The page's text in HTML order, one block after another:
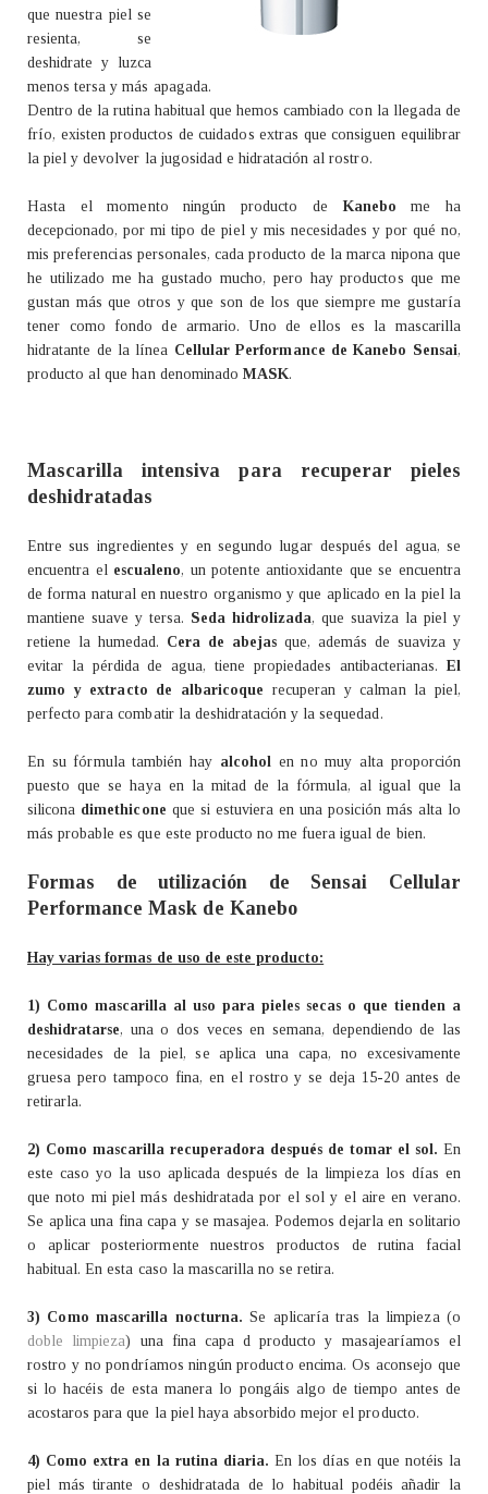
que nuestra piel se
resienta, se
deshidrate y luzca
menos tersa y más apagada.
Dentro de la rutina habitual que hemos cambiado con la llegada de
frío, existen productos de cuidados extras que consiguen equilibrar
la piel y devolver la jugosidad e hidratación al rostro.
Hasta el momento ningún producto de Kanebo me ha
decepcionado, por mi tipo de piel y mis necesidades y por qué no,
mis preferencias personales, cada producto de la marca nipona que
he utilizado me ha gustado mucho, pero hay productos que me
gustan más que otros y que son de los que siempre me gustaría
tener como fondo de armario. Uno de ellos es la mascarilla
hidratante de la línea Cellular Performance de Kanebo Sensai,
producto al que han denominado MASK.
Mascarilla intensiva para recuperar pieles
deshidratadas
Entre sus ingredientes y en segundo lugar después del agua, se
encuentra el escualeno, un potente antioxidante que se encuentra
de forma natural en nuestro organismo y que aplicado en la piel la
mantiene suave y tersa. Seda hidrolizada, que suaviza la piel y
retiene la humedad. Cera de abejas que, además de suaviza y
evitar la pérdida de agua, tiene propiedades antibacterianas. El
zumo y extracto de albaricoque recuperan y calman la piel,
perfecto para combatir la deshidratación y la sequedad.
En su fórmula también hay alcohol
en no muy alta proporción
puesto que se haya en la mitad de la fórmula, al igual que la
silicona dimethicone que si estuviera en una posición más alta lo
más probable es que este producto no me fuera igual de bien.
Formas de utilización de Sensai Cellular
Performance Mask de Kanebo
Hay varias formas de uso de este producto:
1) Como mascarilla al uso para pieles secas o que tienden a
deshidratarse, una o dos veces en semana, dependiendo de las
necesidades de la piel, se aplica una capa, no excesivamente
gruesa pero tampoco fina, en el rostro y se deja 15-20 antes de
retirarla.
2) Como mascarilla recuperadora después de tomar el sol. En
este caso yo la uso aplicada después de la limpieza los días en
que noto mi piel más deshidratada por el sol y el aire en verano.
Se aplica una fina capa y se masajea. Podemos dejarla en solitario
o aplicar posteriormente nuestros productos de rutina facial
habitual. En esta caso la mascarilla no se retira.
3) Como mascarilla nocturna. Se aplicaría tras la limpieza (o
doble limpieza) una fina capa d producto y masajearíamos el
rostro y no pondríamos ningún producto encima. Os aconsejo que
si lo hacéis de esta manera lo pongáis algo de tiempo antes de
acostaros para que la piel haya absorbido mejor el producto.
4) Como extra en la rutina diaria. En los días en que notéis la
piel más tirante o deshidratada de lo habitual podéis añadir la